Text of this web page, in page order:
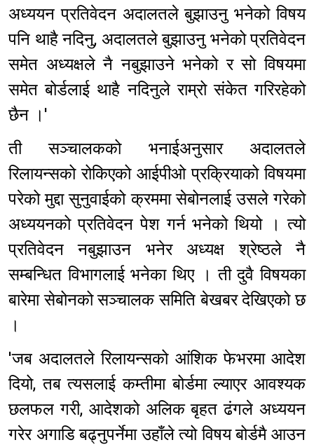
अध्ययन प्रतिवेदन अदालतले बुझाउनु भनेको विषय
पनि थाहै नदिनु, अदालतले बुझाउनु भनेको प्रतिवेदन
समेत अध्यक्षले नै नबुझाउने भनेको र सो विषयमा
समेत बोर्डलाई थाहै नदिनुले राम्रो संकेत गरिरहेको
छैन ।'
ती सञ्चालकको भनाईअनुसार अदालतले
रिलायन्सको रोकिएको आईपीओ प्रक्रियाको विषयमा
परेको मुद्दा सुनुवाईको क्रममा सेबोनलाई उसले गरेको
अध्ययनको प्रतिवेदन पेश गर्न भनेको थियो । त्यो
प्रतिवेदन नबुझाउन भनेर अध्यक्ष श्रेष्ठले नै
सम्बन्धित विभागलाई भनेका थिए । ती दुवै विषयका
बारेमा सेबोनको सञ्चालक समिति बेखबर देखिएको छ
।
'जब अदालतले रिलायन्सको आंशिक फेभरमा आदेश
दियो, तब त्यसलाई कम्तीमा बोर्डमा ल्याएर आवश्यक
छलफल गरी, आदेशको अलिक बृहत ढंगले अध्ययन
गरेर अगाडि बढ्नुपर्नेमा उहाँले त्यो विषय बोर्डमै आउन